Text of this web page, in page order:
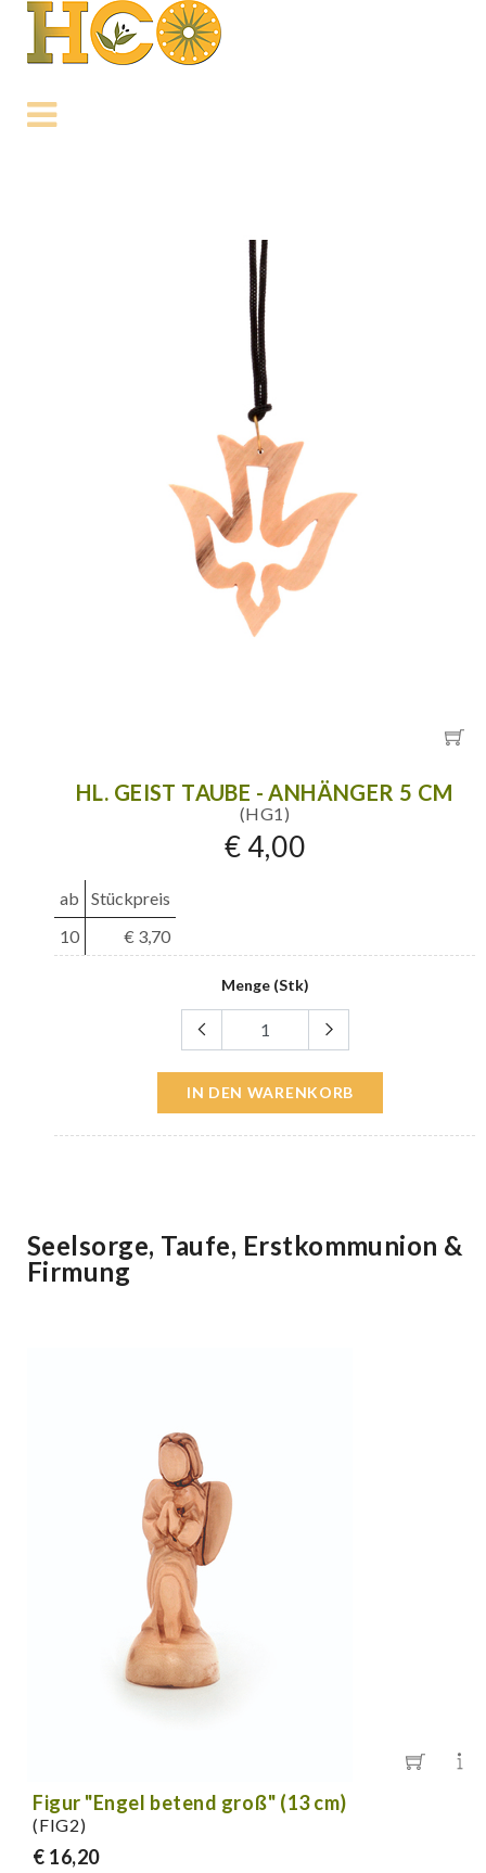
HL. GEIST TAUBE - ANHÄNGER 5 CM
(HG1)
€ 4,00
ab
Stückpreis
10
€ 3,70
Menge (Stk)
IN DEN WARENKORB
Seelsorge, Taufe, Erstkommunion &
Firmung
Figur "Engel betend groß" (13 cm)
(FIG2)
€ 16,20